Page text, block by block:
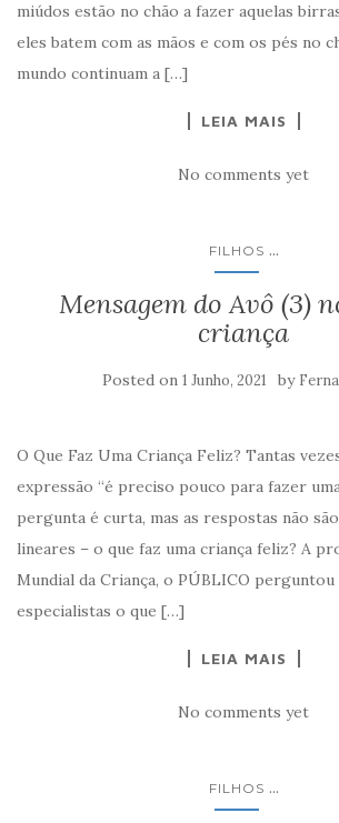
miúdos estão no chão a fazer aquelas
eles batem com as mãos e com os pés no
mundo continuam a […]
LEIA MAIS
No comments yet
FILHOS ...
Mensagem do Avô (3)
criança
Posted on 1 Junho, 2021 by
O Que Faz Uma Criança Feliz? Tantas
expressão “é preciso pouco para fazer
pergunta é curta, mas as respostas não
lineares – o que faz uma criança feliz? A
Mundial da Criança, o PÚBLICO perguntou
especialistas o que […]
LEIA MAIS
No comments yet
FILHOS ...